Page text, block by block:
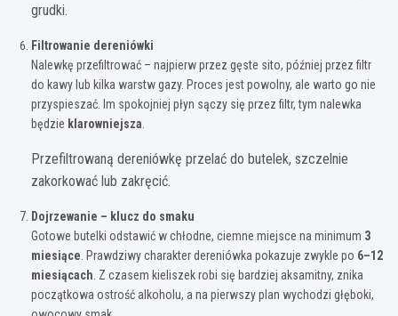
grudki.
Filtrowanie dereniówki
Nalewkę przefiltrować – najpierw przez gęste sito, później przez filtr
do kawy lub kilka warstw gazy. Proces jest powolny, ale warto go nie
przyspieszać. Im spokojniej płyn sączy się przez filtr, tym nalewka
będzie klarowniejsza
Przefiltrowaną dereniówkę przelać do butelek, szczelnie
zakorkować lub zakręcić.
Dojrzewanie – klucz do smaku
Gotowe butelki odstawić w chłodne, ciemne miejsce na minimum 3
miesiące . Prawdziwy charakter dereniówka pokazuje zwykle po 6–12
miesiącach . Z czasem kieliszek robi się bardziej aksamitny, znika
początkowa ostrość alkoholu, a na pierwszy plan wychodzi głęboki,